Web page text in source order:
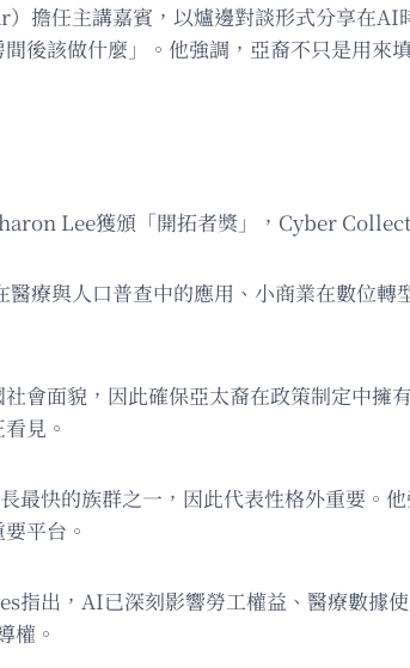
擔任主講嘉賓，以爐邊對談形式分享在
後該做什麼」。他強調，亞裔不只是用來
Lee獲頒「開拓者獎」，Cyber
療與人口普查中的應用、小商業在數位
會面貌，因此確保亞太裔在政策制定中擁
見。
快的族群之一，因此代表性格外重要。
平台。
指出，AI已深刻影響勞工權益、醫療數據
權。